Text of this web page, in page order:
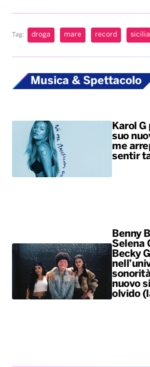
Tag: droga mare record sicilia
Musica & Spettacolo
Karol G
suo
me
sentir
Benny
Selena
Becky
nuovo
olvido